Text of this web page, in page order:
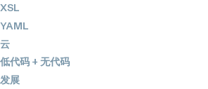
XSL
YAML
云
低代码 + 无代码
发展